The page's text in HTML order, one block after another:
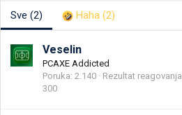
Sve (2) Haha (2)
Veselin
PCAXE Addicted
Poruka 2.140 Rezultat reagovanja
300